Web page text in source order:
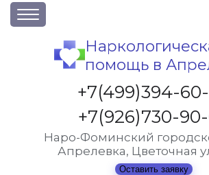
О клинике
Акции
Вакансии
Лицензии
Статьи
Контакты
помощь в
+7(499)394-
+7(926)730-
Наро-Фоминский
Апрелевка, Цветочная
Оставить заявку